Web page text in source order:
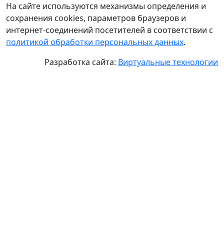
На сайте используются механизмы определения и
сохранения cookies, параметров браузеров и
интернет-соединений посетителей в соответствии с
политикой обработки персональных данных.
Разработка сайта: Виртуальные технологии